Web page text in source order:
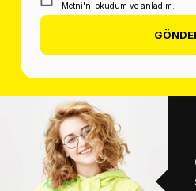
Metni'ni okudum ve anladım.